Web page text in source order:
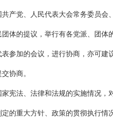
产党、人民代表大会常务委员会
体的提议，举行有各党派、团体
参加的会议，进行协商，亦可建
协商。
法、法律和法规的实施情况，
的重大方针、政策的贯彻执行情